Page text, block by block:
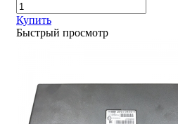
Купить
Быстрый просмотр